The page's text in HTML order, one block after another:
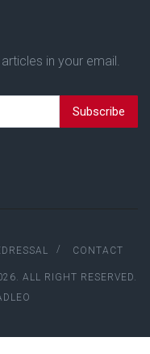
in your email.
Subscribe
CONTACT
ALL RIGHT RESERVED.